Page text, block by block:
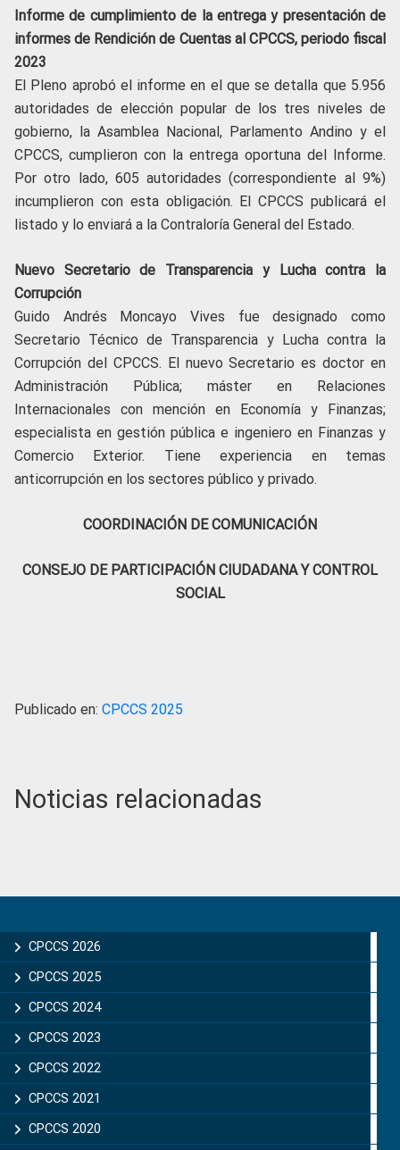
Informe de cumplimiento de la entrega y presentación de
informes de Rendición de Cuentas al CPCCS, periodo fiscal
2023
El Pleno aprobó el informe en el que se detalla que 5.956
autoridades de elección popular de los tres niveles de
gobierno, la Asamblea Nacional, Parlamento Andino y el
CPCCS, cumplieron con la entrega oportuna del Informe.
Por otro lado, 605 autoridades (correspondiente al 9%)
incumplieron con esta obligación. El CPCCS publicará el
listado y lo enviará a la Contraloría General del Estado.
Nuevo Secretario de Transparencia y Lucha contra la
Corrupción
Guido Andrés Moncayo Vives fue designado como
Secretario Técnico de Transparencia y Lucha contra la
Corrupción del CPCCS. El nuevo Secretario es doctor en
Administración Pública; máster en Relaciones
Internacionales con mención en Economía y Finanzas;
especialista en gestión pública e ingeniero en Finanzas y
Comercio Exterior. Tiene experiencia en temas
anticorrupción en los sectores público y privado.
COORDINACIÓN DE COMUNICACIÓN
CONSEJO DE PARTICIPACIÓN CIUDADANA Y CONTROL
SOCIAL
Publicado en: CPCCS 2025
Noticias relacionadas
Sidebar
CPCCS 2026
CPCCS 2025
CPCCS 2024
CPCCS 2023
CPCCS 2022
CPCCS 2021
CPCCS 2020